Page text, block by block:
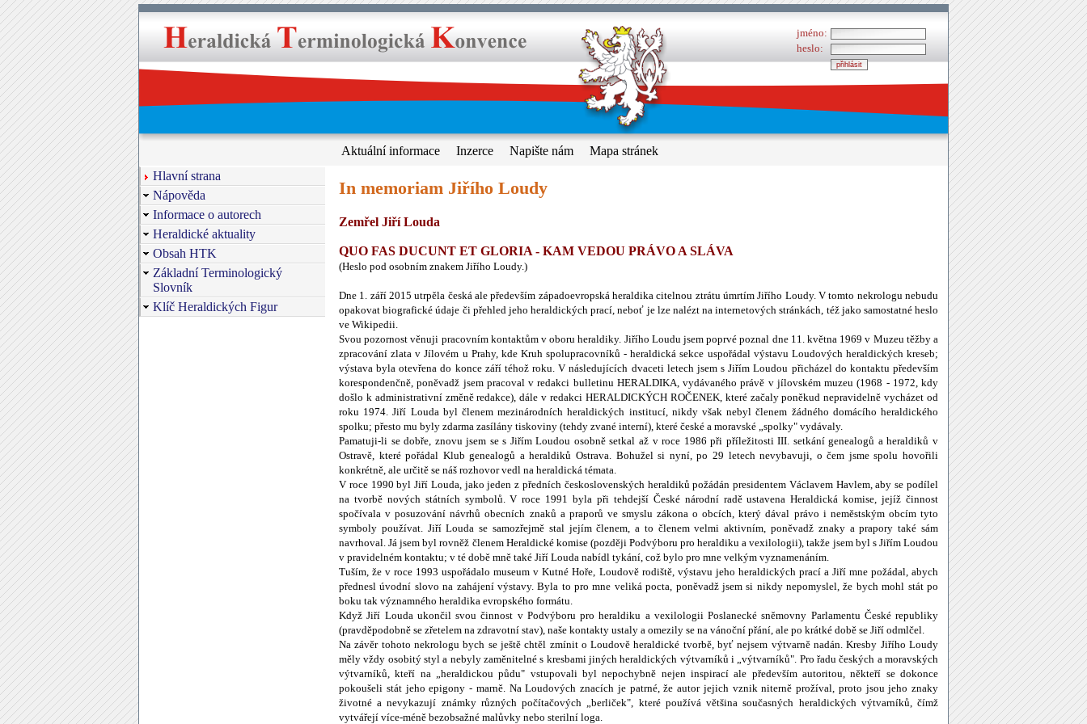
jméno:
heslo:
Aktuální informace Inzerce Napište nám
Mapa stránek
Hlavní strana
Nápověda
Informace o autorech
Heraldické aktuality
Obsah HTK
Základní Terminologický
Slovník
Klíč Heraldických Figur
In memoriam Jiřího Loudy
Zemřel Jiří Louda
QUO FAS DUCUNT ET GLORIA - KAM VEDOU PRÁVO A SLÁVA
(Heslo pod osobním znakem Jiřího Loudy.)
Dne 1. září 2015 utrpěla česká ale především západoevropská heraldika citelnou ztrátu úmrtím Jiřího Loudy. V tomto nekrologu nebudu
opakovat biografické údaje či přehled jeho heraldických prací, neboť je lze nalézt na internetových stránkách, též jako samostatné heslo
ve Wikipedii.
Svou pozornost věnuji pracovním kontaktům v oboru heraldiky. Jiřího Loudu jsem poprvé poznal dne 11. května 1969 v Muzeu těžby a
zpracování zlata v Jílovém u Prahy, kde Kruh spolupracovníků - heraldická sekce uspořádal výstavu Loudových heraldických kreseb;
výstava byla otevřena do konce září téhož roku. V následujících dvaceti letech jsem s Jiřím Loudou přicházel do kontaktu především
korespondenčně, poněvadž jsem pracoval v redakci bulletinu HERALDIKA, vydávaného právě v jílovském muzeu (1968 - 1972, kdy
došlo k administrativní změně redakce), dále v redakci HERALDICKÝCH ROČENEK, které začaly poněkud nepravidelně vycházet od
roku 1974. Jiří Louda byl členem mezinárodních heraldických institucí, nikdy však nebyl členem žádného domácího heraldického
spolku; přesto mu byly zdarma zasílány tiskoviny (tehdy zvané interní), které české a moravské „spolky" vydávaly.
Pamatuji-li se dobře, znovu jsem se s Jiřím Loudou osobně setkal až v roce 1986 při příležitosti III. setkání genealogů a heraldiků v
Ostravě, které pořádal Klub genealogů a heraldiků Ostrava. Bohužel si nyní, po 29 letech nevybavuji, o čem jsme spolu hovořili
konkrétně, ale určitě se náš rozhovor vedl na heraldická témata.
V roce 1990 byl Jiří Louda, jako jeden z předních československých heraldiků požádán presidentem Václavem Havlem, aby se podílel
na tvorbě nových státních symbolů. V roce 1991 byla při tehdejší České národní radě ustavena Heraldická komise, jejíž činnost
spočívala v posuzování návrhů obecních znaků a praporů ve smyslu zákona o obcích, který dával právo i neměstským obcím tyto
symboly používat. Jiří Louda se samozřejmě stal jejím členem, a to členem velmi aktivním, poněvadž znaky a prapory také sám
navrhoval. Já jsem byl rovněž členem Heraldické komise (později Podvýboru pro heraldiku a vexilologii), takže jsem byl s Jiřím Loudou
v pravidelném kontaktu; v té době mně také Jiří Louda nabídl tykání, což bylo pro mne velkým vyznamenáním.
Tuším, že v roce 1993 uspořádalo museum v Kutné Hoře, Loudově rodiště, výstavu jeho heraldických prací a Jiří mne požádal, abych
přednesl úvodní slovo na zahájení výstavy. Byla to pro mne veliká pocta, poněvadž jsem si nikdy nepomyslel, že bych mohl stát po
boku tak významného heraldika evropského formátu.
Když Jiří Louda ukončil svou činnost v Podvýboru pro heraldiku a vexilologii Poslanecké sněmovny Parlamentu České republiky
(pravděpodobně se zřetelem na zdravotní stav), naše kontakty ustaly a omezily se na vánoční přání, ale po krátké době se Jiří odmlčel.
Na závěr tohoto nekrologu bych se ještě chtěl zmínit o Loudově heraldické tvorbě, byť nejsem výtvarně nadán. Kresby Jiřího Loudy
měly vždy osobitý styl a nebyly zaměnitelné s kresbami jiných heraldických výtvarníků i „výtvarníků". Pro řadu českých a moravských
výtvarníků, kteří na „heraldickou půdu" vstupovali byl nepochybně nejen inspirací ale především autoritou, někteří se dokonce
pokoušeli stát jeho epigony - marně. Na Loudových znacích je patrné, že autor jejich vznik niterně prožíval, proto jsou jeho znaky
životné a nevykazují známky různých počítačových „berliček", které používá většina současných heraldických výtvarníků, čímž
vytvářejí více-méně bezobsažné malůvky nebo sterilní loga.